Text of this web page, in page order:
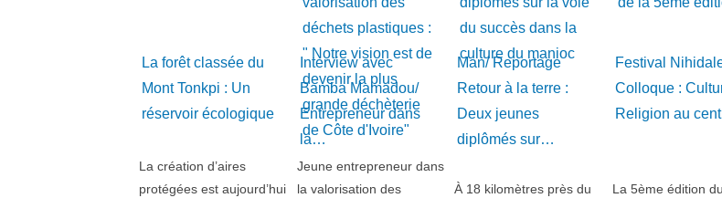
La forêt classée du
Mont Tonkpi : Un
réservoir écologique
La création d’aires
protégées est aujourd’hui
Interview avec
Bamba Mamadou/
Entrepreneur dans
la…
Jeune entrepreneur dans
la valorisation des
Man/ Reportage
Retour à la terre :
Deux jeunes
diplômés sur…
À 18 kilomètres près du
Festival
Colloque :
Religion au
La 5ème édition du